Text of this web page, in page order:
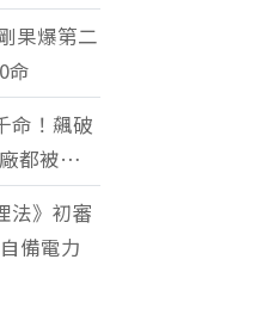
果爆第二
命
命！飆破
都被逼停
法》初審
備電力